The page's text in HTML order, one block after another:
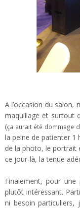
A l’occasion du salon,
maquillage et surtout
(ça aurait été dommage
la peine de patienter 1
de la photo, le portrait
ce jour-là, la tenue
Finalement, pour
plutôt intéressant.
ni besoin particuliers,